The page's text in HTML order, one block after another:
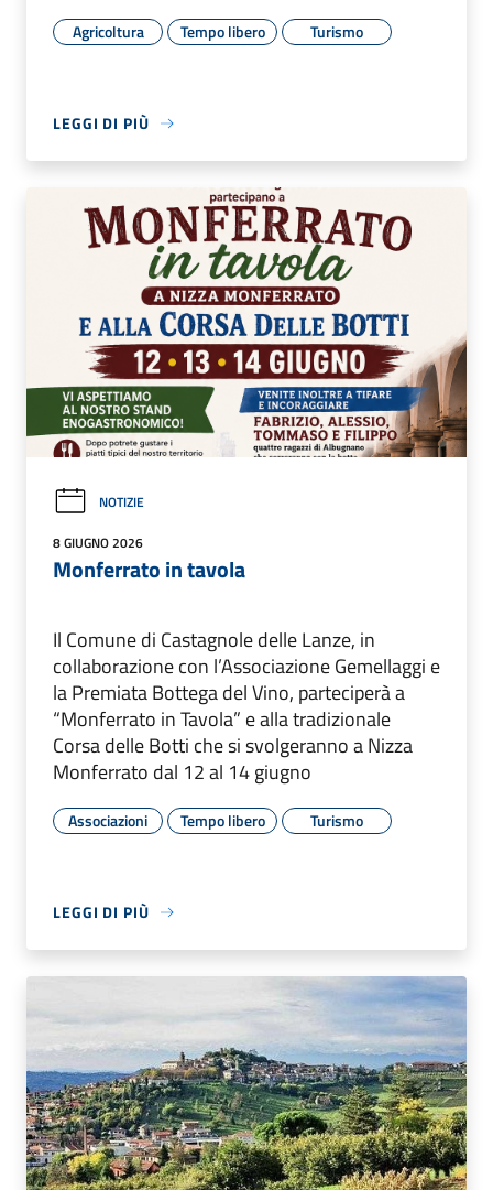
Agricoltura Tempo libero Turismo
LEGGI DI PIÙ
NOTIZIE
8 GIUGNO 2026
Monferrato in tavola
Il Comune di Castagnole delle Lanze, in
collaborazione con l’Associazione Gemellaggi e
la Premiata Bottega del Vino, parteciperà a
“Monferrato in Tavola” e alla tradizionale
Corsa delle Botti che si svolgeranno a Nizza
Monferrato dal 12 al 14 giugno
Associazioni Tempo libero Turismo
LEGGI DI PIÙ